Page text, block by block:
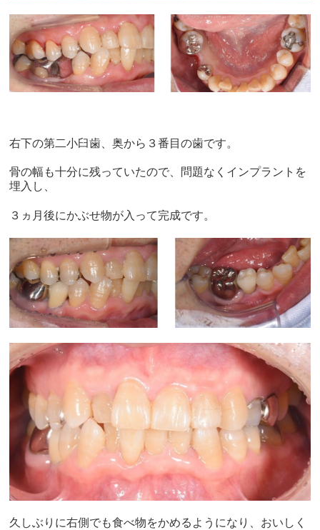
右下の第二小臼歯、奥から３番目の歯です。
骨の幅も十分に残っていたので、問題なくインプラントを
埋入し、
３ヵ月後にかぶせ物が入って完成です。
久しぶりに右側でも食べ物をかめるようになり、おいしく